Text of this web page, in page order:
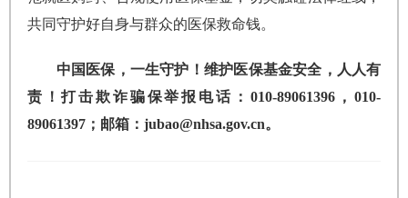
共同守护好自身与群众的医保救命钱。
中国医保，一生守护！维护医保基金安全，人人有
责！打击欺诈骗保举报电话：010-89061396，010-
89061397；邮箱：jubao@nhsa.gov.cn。